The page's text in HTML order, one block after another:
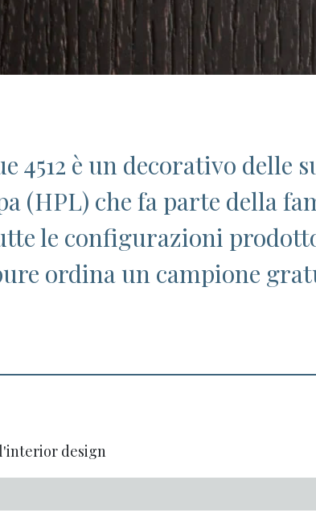
4512 è un decorativo delle
(HPL) che fa parte della
le configurazioni
ordina un campione
design